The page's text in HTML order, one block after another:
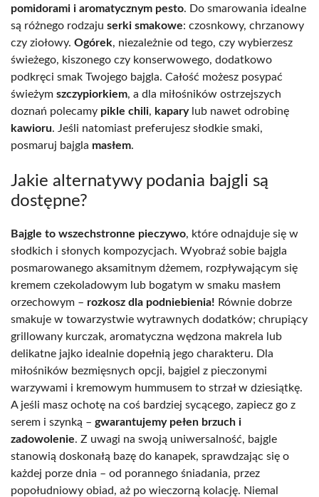
pomidorami i aromatycznym pesto. Do smarowania idealne
są różnego rodzaju serki smakowe: czosnkowy, chrzanowy
czy ziołowy. Ogórek, niezależnie od tego, czy wybierzesz
świeżego, kiszonego czy konserwowego, dodatkowo
podkręci smak Twojego bajgla. Całość możesz posypać
świeżym szczypiorkiem, a dla miłośników ostrzejszych
doznań polecamy pikle chili, kaparylub nawet odrobinę
kawioru. Jeśli natomiast preferujesz słodkie smaki,
posmaruj bajgla masłem.
Jakie alternatywy podania bajgli są
dostępne?
Bajgle to wszechstronne pieczywo, które odnajduje się w
słodkich i słonych kompozycjach. Wyobraź sobie bajgla
posmarowanego aksamitnym dżemem, rozpływającym się
kremem czekoladowym lub bogatym w smaku masłem
orzechowym – rozkosz dla podniebienia! Równie dobrze
smakuje w towarzystwie wytrawnych dodatków; chrupiący
grillowany kurczak, aromatyczna wędzona makrela lub
delikatne jajko idealnie dopełnią jego charakteru. Dla
miłośników bezmięsnych opcji, bajgiel z pieczonymi
warzywami i kremowym hummusem to strzał w dziesiątkę.
A jeśli masz ochotę na coś bardziej sycącego, zapiecz go z
serem i szynką – gwarantujemy pełen brzuch i
zadowolenie. Z uwagi na swoją uniwersalność, bajgle
stanowią doskonałą bazę do kanapek, sprawdzając się o
każdej porze dnia – od porannego śniadania, przez
popołudniowy obiad, aż po wieczorną kolację. Niemal